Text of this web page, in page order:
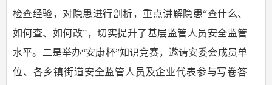
检查经验，对隐患进行剖析，重点讲解隐患“查什么、
如何查、如何改”，切实提升了基层监管人员安全监管
水平。二是举办“安康杯”知识竞赛，邀请安委会成员单
位、各乡镇街道安全监管人员及企业代表参与写卷答